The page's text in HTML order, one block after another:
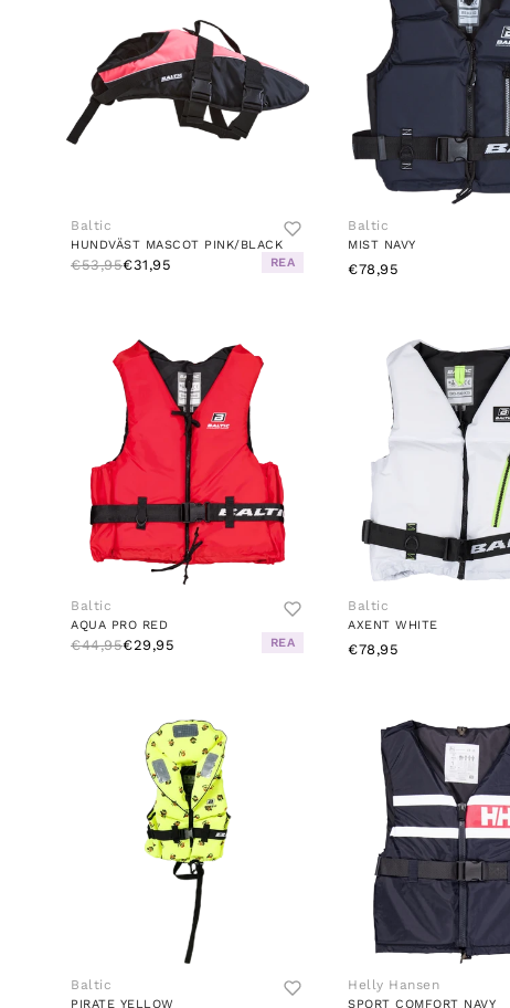
Baltic
HUNDVÄST MASCOT PINK/BLACK
€53,95€31,95 REA
Baltic
MIST NAVY
€78,95
Baltic
AQUA PRO RED
€44,95€29,95 REA
Baltic
AXENT WHITE
€78,95
Baltic
PIRATE YELLOW
Helly Hansen
SPORT COMFORT NAVY